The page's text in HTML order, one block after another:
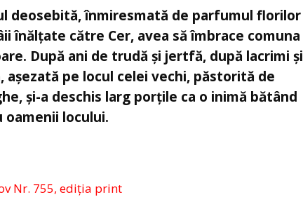
deosebită, înmiresmată de parfumul florilor
înălțate către Cer, avea să îmbrace comuna
După ani de trudă și jertfă, după lacrimi și
așezată pe locul celei vechi, păstorită de
și-a deschis larg porțile ca o inimă bătând
locului.
Nr. 755, ediția print